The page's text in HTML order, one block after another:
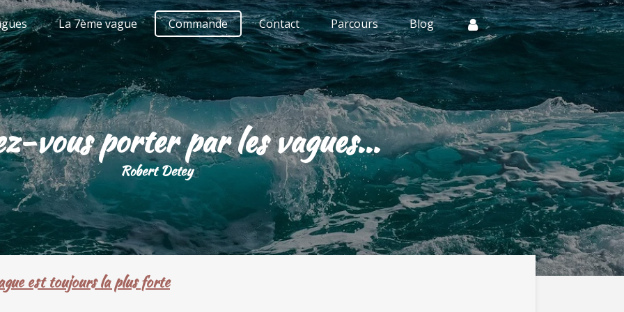
La 7ème vague Commande Contact Parcours Blog
vous porter par les vagues...
Robert Detey
est toujours la plus forte